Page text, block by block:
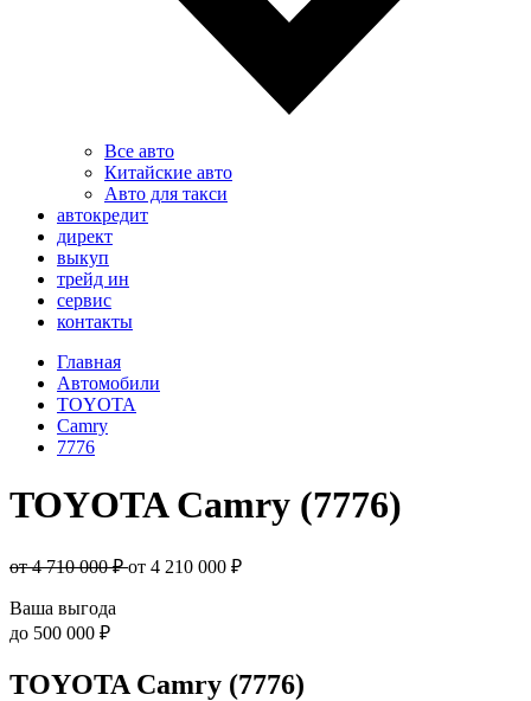
Все авто
Китайские авто
Авто для такси
автокредит
директ
выкуп
трейд ин
сервис
контакты
Главная
Автомобили
TOYOTA
Camry
7776
TOYOTA Camry (7776)
от 4 710 000 ₽от 4 210 000 ₽
Ваша выгода
до 500 000 ₽
TOYOTA Camry (7776)